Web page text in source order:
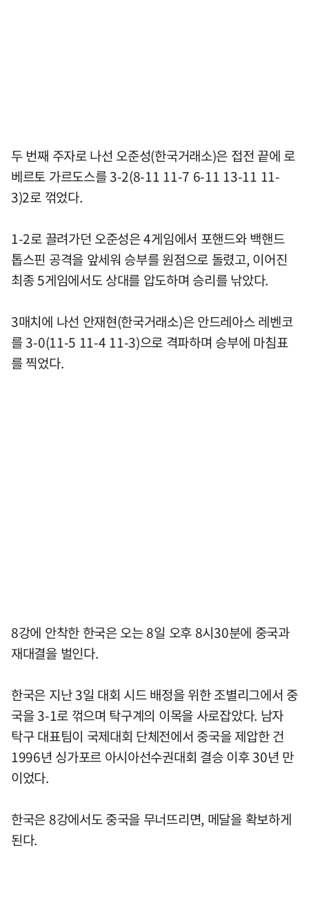
두 번째 주자로 나선 오준성(한국거래소)은 접전 끝에 로
베르토 가르도스를 3-2(8-11 11-7 6-11 13-11 11-
3)2로 꺾었다.
1-2로 끌려가던 오준성은 4게임에서 포핸드와 백핸드
톱스핀 공격을 앞세워 승부를 원점으로 돌렸고, 이어진
최종 5게임에서도 상대를 압도하며 승리를 낚았다.
3매치에 나선 안재현(한국거래소)은 안드레아스 레벤코
를 3-0(11-5 11-4 11-3)으로 격파하며 승부에 마침표
를 찍었다.
8강에 안착한 한국은 오는 8일 오후 8시30분에 중국과
재대결을 벌인다.
한국은 지난 3일 대회 시드 배정을 위한 조별리그에서 중
국을 3-1로 꺾으며 탁구계의 이목을 사로잡았다. 남자
탁구 대표팀이 국제대회 단체전에서 중국을 제압한 건
1996년 싱가포르 아시아선수권대회 결승 이후 30년 만
이었다.
한국은 8강에서도 중국을 무너뜨리면, 메달을 확보하게
된다.